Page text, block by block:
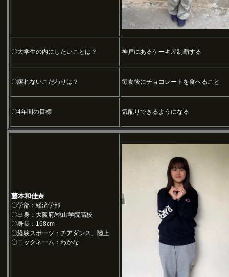
〇大学生の内にしたいことは？ 神戸にあるケーキ屋制覇する
〇譲れないこだわりは？ 毎食後にチョコレートを食べること
〇4年間の目標 気配りできるようになる
藤本和佳奈
〇学部：経済学部
〇出身：大阪府/桃山学院高校
〇身長：168cm
〇経験スポーツ：チアダンス、陸上
〇ニックネーム：わかな